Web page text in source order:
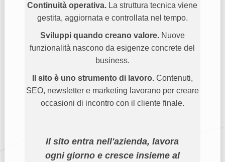
Continuità operativa. La struttura tecnica viene
gestita, aggiornata e controllata nel tempo.
Sviluppi quando creano valore.Nuove
funzionalità nascono da esigenze concrete del
business.
Il sito è uno strumento di lavoro.Contenuti,
SEO, newsletter e marketing lavorano per creare
occasioni di incontro con il cliente finale.
Il sito entra nell'azienda, lavora
ogni giorno e cresce insieme al